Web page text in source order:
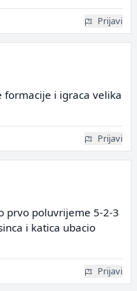
Prijavi
formacije i igraca velika
Prijavi
prvo poluvrijeme 5-2-3
i katica ubacio
Prijavi